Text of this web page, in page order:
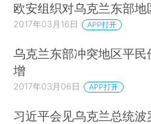
欧安组织对乌克兰东部
2017年03月16日 APP打开
乌克兰东部冲突地区平
增
2017年03月06日 APP打开
习近平会见乌克兰总统波